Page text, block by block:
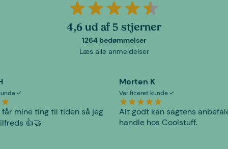
4,6 ud af 5 stjerner
1264 bedømmelser
Læs alle anmeldelser
får mine ting til tiden så jeg
👍🤝
Morten K
Verificeret kunde
Alt godt kan sagtens
handle hos Coolstuff.